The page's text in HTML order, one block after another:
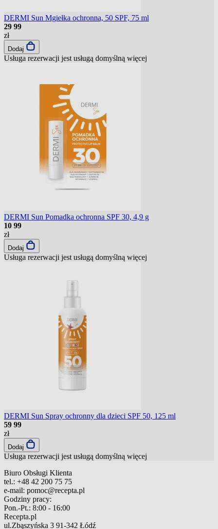
DERMI Sun Mgiełka ochronna, 50 SPF, 75 ml
29 99
zł
Dodaj
Usługa rezerwacji jest usługą domyślną więcej
DERMI Sun Pomadka ochronna SPF 30, 4,9 g
10 99
zł
Dodaj
Usługa rezerwacji jest usługą domyślną więcej
DERMI Sun Spray ochronny dla dzieci SPF 50, 125 ml
59 99
zł
Dodaj
Usługa rezerwacji jest usługą domyślną więcej
Biuro Obsługi Klienta
tel.: +48 42 200 75 75
e-mail: pomoc@recepta.pl
Godziny pracy:
Pon.-Pt.: 8:00 - 16:00
Recepta.pl
ul.Zbąszyńska 3 91-342 Łódź